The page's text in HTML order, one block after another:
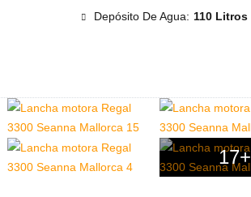
Depósito De Agua: 110 Litros
17+